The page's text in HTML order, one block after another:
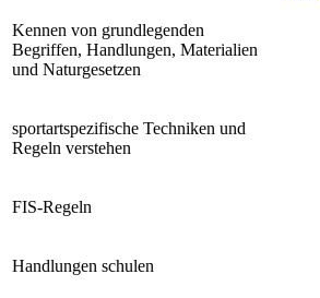
Kennen von grundlegenden
Begriffen, Handlungen, Materialien
und Naturgesetzen
sportartspezifische Techniken und
Regeln verstehen
FIS-Regeln
Handlungen schulen